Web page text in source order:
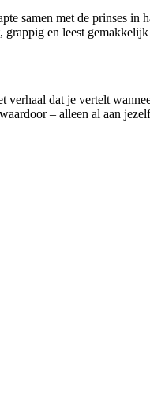
samen met de prinses in
grappig en leest
dat je vertelt
– alleen al aan